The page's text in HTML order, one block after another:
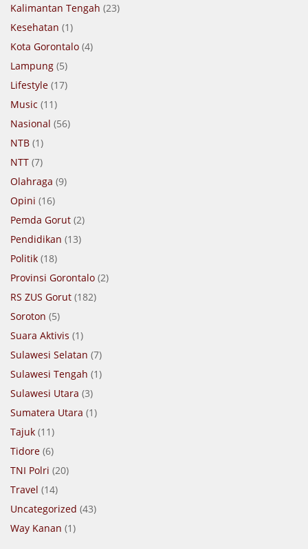
Kalimantan Tengah (23)
Kesehatan (1)
Kota Gorontalo (4)
Lampung (5)
Lifestyle (17)
Music (11)
Nasional (56)
NTB (1)
NTT (7)
Olahraga (9)
Opini (16)
Pemda Gorut (2)
Pendidikan (13)
Politik (18)
Provinsi Gorontalo (2)
RS ZUS Gorut (182)
Soroton (5)
Suara Aktivis (1)
Sulawesi Selatan (7)
Sulawesi Tengah (1)
Sulawesi Utara (3)
Sumatera Utara (1)
Tajuk (11)
Tidore (6)
TNI Polri (20)
Travel (14)
Uncategorized (43)
Way Kanan (1)